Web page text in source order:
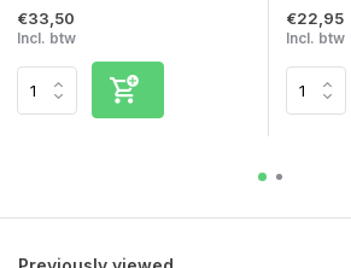
€33,50
Incl. btw
€22,95
Incl. btw